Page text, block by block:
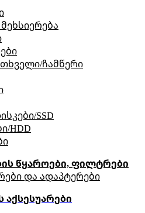
ჩამწერი
SSD
HDD
წყაროები, ფილტრები
და ადაპტერები
აქსესუარები